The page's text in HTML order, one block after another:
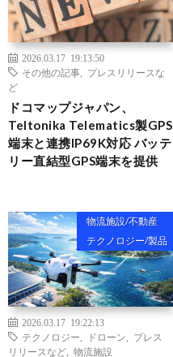
2026.03.17 19:13:50
その他の記事
プレスリリースな
ど
ドコマップジャパン、
Teltonika Telematics製GPS
端末と連携IP69K対応 バッテ
リー直結型GPS端末を提供
物流施設/不動産
テクノロジー/製品
2026.03.17 19:22:13
テクノロジー
ドローン
プレス
リリースなど
物流施設